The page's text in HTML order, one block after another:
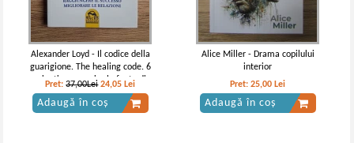
Alexander Loyd - Il codice della
guarigione. The healing code. 6
minuti per guarire la fonte di
ogni malattia reggiungere il
successo migliorare le relazioni
Pret:37,00Lei 24,05 Lei
Adaugă în coș
Alice Miller - Drama copilului
interior
Pret:25,00 Lei
Adaugă în coș